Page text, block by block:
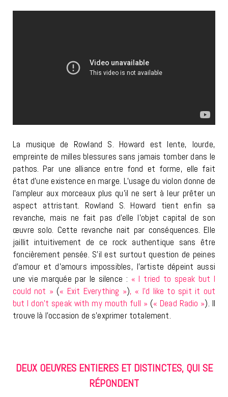
La musique de Rowland S. Howard est lente, lourde,
empreinte de milles blessures sans jamais tomber dans le
pathos. Par une alliance entre fond et forme, elle fait
état d’une existence en marge. L’usage du violon donne de
l’ampleur aux morceaux plus qu’il ne sert à leur prêter un
aspect attristant. Rowland S. Howard tient enfin sa
revanche, mais ne fait pas d’elle l’objet capital de son
œuvre solo. Cette revanche nait par conséquences. Elle
jaillit intuitivement de ce rock authentique sans être
foncièrement pensée. S’il est surtout question de peines
d’amour et d’amours impossibles, l’artiste dépeint aussi
une vie marquée par le silence : « I tried to speak but I
could not » (« Exit Everything »), « I’d like to spit it out
but I don’t speak with my mouth full » (« Dead Radio »). Il
trouve là l’occasion de s’exprimer totalement.
DEUX OEUVRES ENTIERES ET DISTINCTES, QUI SE
RÉPONDENT